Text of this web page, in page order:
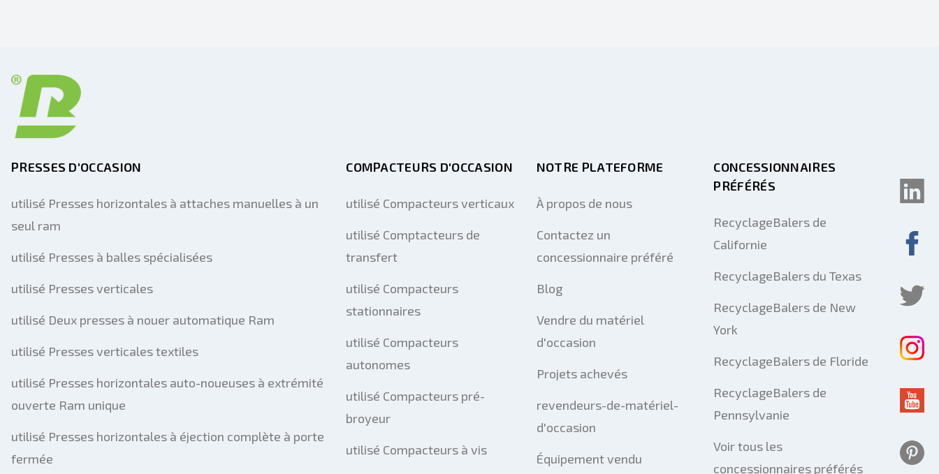
PRESSES D'OCCASION
utilisé Presses horizontales à attaches manuelles à un
seul ram
utilisé Presses à balles spécialisées
utilisé Presses verticales
utilisé Deux presses à nouer automatique Ram
utilisé Presses verticales textiles
utilisé Presses horizontales auto-noueuses à extrémité
ouverte Ram unique
utilisé Presses horizontales à éjection complète à porte
fermée
COMPACTEURS D'OCCASION
utilisé Compacteurs verticaux
utilisé Comptacteurs de
transfert
utilisé Compacteurs
stationnaires
utilisé Compacteurs
autonomes
utilisé Compacteurs pré-
broyeur
utilisé Compacteurs à vis
NOTRE PLATEFORME
À propos de nous
Contactez un
concessionnaire préféré
Blog
Vendre du matériel
d'occasion
Projets achevés
revendeurs-de-matériel-
d'occasion
Équipement vendu
CONCESSIONNAIRES
PRÉFÉRÉS
RecyclageBalers de
Californie
RecyclageBalers du Texas
RecyclageBalers de New
York
RecyclageBalers de Floride
RecyclageBalers de
Pennsylvanie
Voir tous les
concessionnaires préférés